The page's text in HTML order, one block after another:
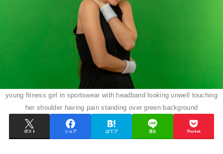
young fitness girl in sportswear with headband looking unwell touching
her shoulder having pain standing over green background
ポスト シェア はてブ 送る Pocket